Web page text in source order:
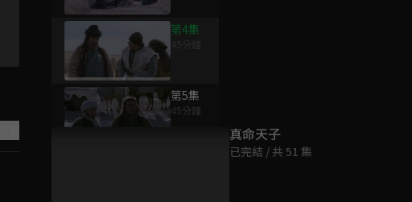
第4集
第5集
45分鐘
為您推薦
真命天子
已完結 / 共 51 集